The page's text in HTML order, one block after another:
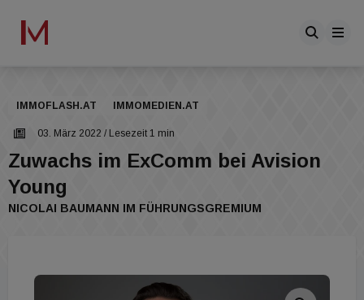
IMMOFLASH.AT IMMOMEDIEN.AT
03. März 2022 / Lesezeit 1 min
Zuwachs im ExComm bei Avision
Young
NICOLAI BAUMANN IM FÜHRUNGSGREMIUM